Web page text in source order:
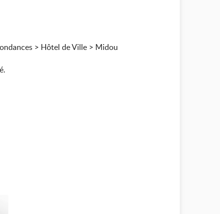
> Hôtel de Ville > Midou